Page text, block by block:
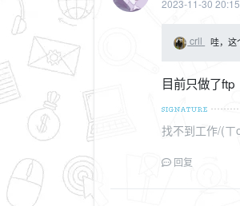
2023-11-30 20:15
crll 哇，这
目前只做了ftp
找不到工作/(ㄒ
回复